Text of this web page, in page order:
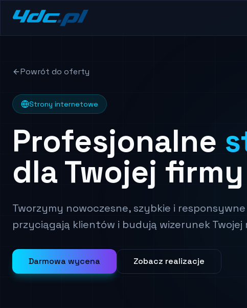
Powrót do oferty
Strony internetowe
Profesjonalne
dla Twojej firmy
Tworzymy nowoczesne, szybkie i
przyciągają klientów i budują wizerunek Twojej
Darmowa wycena Zobacz realizacje